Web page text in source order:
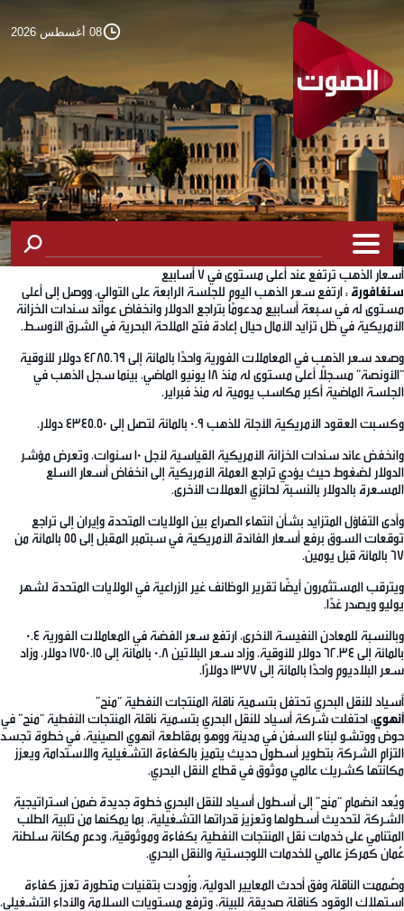
08 أغسطس 2026
أسعار الذهب ترتفع عند أعلى مستوى في 7 أسابيع
سنغافورة: ارتفع سعر الذهب اليوم للجلسة الرابعة على التوالي، ووصل إلى أعلى
مستوى له في سبعة أسابيع مدعومًا بتراجع الدولار وانخفاض عوائد سندات الخزانة
الأمريكية في ظل تزايد الآمال حيال إعادة فتح الملاحة البحرية في الشرق الأوسط.
وصعد سعر الذهب في المعاملات الفورية واحدًا بالمائة إلى 4285.69 دولار للأوقية
“الأونصة” مسجلًا أعلى مستوى له منذ 18 يونيو الماضي، بينما سجل الذهب في
الجلسة الماضية أكبر مكاسب يومية له منذ فبراير.
وكسبت العقود الأمريكية الآجلة للذهب 0.9 بالمائة لتصل إلى 4345.50 دولار.
وانخفض عائد سندات الخزانة الأمريكية القياسية لأجل 10 سنوات، وتعرض مؤشر
الدولار لضغوط حيث يؤدي تراجع العملة الأمريكية إلى انخفاض أسعار السلع
المسعرة بالدولار بالنسبة لحائزي العملات الأخرى.
وأدى التفاؤل المتزايد بشأن انتهاء الصراع بين الولايات المتحدة وإيران إلى تراجع
توقعات السوق برفع أسعار الفائدة الأمريكية في سبتمبر المقبل إلى 55 بالمائة من
67 بالمائة قبل يومين.
ويترقب المستثمرون أيضًا تقرير الوظائف غير الزراعية في الولايات المتحدة لشهر
يوليو ويصدر غدًا.
وبالنسبة للمعادن النفيسة الأخرى، ارتفع سعر الفضة في المعاملات الفورية 0.4
بالمائة إلى 62.34 دولار للأوقية، وزاد سعر البلاتين 0.8 بالمائة إلى 1750.15 دولار، وزاد
سعر البلاديوم واحدًا بالمائة إلى 1377 دولارًا.
أسياد للنقل البحري تحتفل بتسمية ناقلة المنتجات النفطية “منح”
آنهوي: احتفلت شركة أسياد للنقل البحري بتسمية ناقلة المنتجات النفطية “منح” في
حوض ووتشو لبناء السفن في مدينة ووهو بمقاطعة آنهوي الصينية، في خطوة تجسد
التزام الشركة بتطوير أسطول حديث يتميز بالكفاءة التشغيلية والاستدامة ويعزز
مكانتها كشريك عالمي موثوق في قطاع النقل البحري.
ويُعد انضمام “منح” إلى أسطول أسياد للنقل البحري خطوة جديدة ضمن استراتيجية
الشركة لتحديث أسطولها وتعزيز قدراتها التشغيلية، بما يمكنها من تلبية الطلب
المتنامي على خدمات نقل المنتجات النفطية بكفاءة وموثوقية، ودعم مكانة سلطنة
عُمان كمركز عالمي للخدمات اللوجستية والنقل البحري.
وصُممت الناقلة وفق أحدث المعايير الدولية، وزُودت بتقنيات متطورة تعزز كفاءة
استهلاك الوقود كناقلة صديقة للبيئة، وترفع مستويات السلامة والأداء التشغيلي،